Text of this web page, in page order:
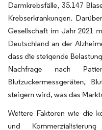
Darmkrebsfälle, 35.147
Krebserkrankungen.
Gesellschaft im Jahr 2021
Deutschland an der
dass die steigende
Nachfrage nach
Blutzuckermessgeräten,
steigern wird, was das
Weitere Faktoren wie die
und